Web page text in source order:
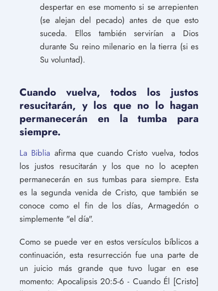
despertar en ese momento si se arrepienten
(se alejan del pecado) antes de que esto
suceda. Ellos también servirían a Dios
durante Su reino milenario en la tierra (si es
Su voluntad).
Cuando vuelva, todos los justos
resucitarán, y los que no lo hagan
permanecerán en la tumba para
siempre.
La Biblia afirma que cuando Cristo vuelva, todos
los justos resucitarán y los que no lo acepten
permanecerán en sus tumbas para siempre. Esta
es la segunda venida de Cristo, que también se
conoce como el fin de los días, Armagedón o
simplemente "el día".
Como se puede ver en estos versículos bíblicos a
continuación, esta resurrección fue una parte de
un juicio más grande que tuvo lugar en ese
momento: Apocalipsis 20:5-6 - Cuando Él [Cristo]